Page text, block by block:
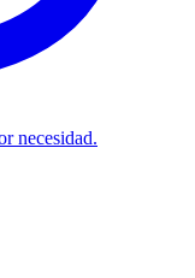
necesidad.